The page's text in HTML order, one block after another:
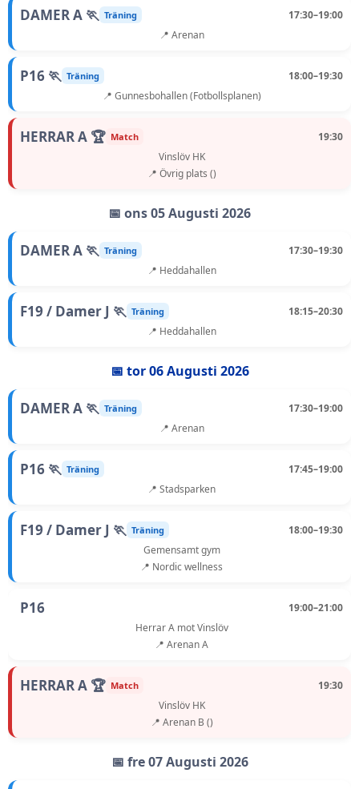
DAMER A 🏃 Träning
17:30–19:00
📍 Arenan
P16 🏃 Träning
18:00–19:30
📍 Gunnesbohallen (Fotbollsplanen)
HERRAR A 🏆 Match
19:30
Vinslöv HK
📍 Övrig plats ()
📅 ons 05 Augusti 2026
DAMER A 🏃 Träning
17:30–19:30
📍 Heddahallen
F19 / Damer J 🏃 Träning
18:15–20:30
📍 Heddahallen
📅 tor 06 Augusti 2026
DAMER A 🏃 Träning
17:30–19:00
📍 Arenan
P16 🏃 Träning
17:45–19:00
📍 Stadsparken
F19 / Damer J 🏃 Träning
18:00–19:30
Gemensamt gym
📍 Nordic wellness
P16
19:00–21:00
Herrar A mot Vinslöv
📍 Arenan A
HERRAR A 🏆 Match
19:30
Vinslöv HK
📍 Arenan B ()
📅 fre 07 Augusti 2026